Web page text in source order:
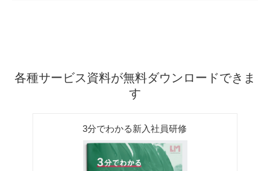
各種サービス資料が無料ダウンロードできま
す
3分でわかる新入社員研修